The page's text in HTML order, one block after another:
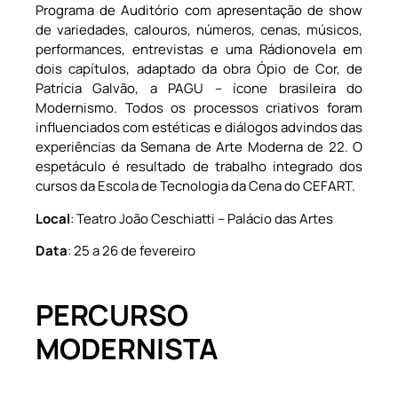
Programa de Auditório com apresentação de show
de variedades, calouros, números, cenas, músicos,
performances, entrevistas e uma Rádionovela em
dois capítulos, adaptado da obra Ópio de Cor, de
Patrícia Galvão, a PAGU – ícone brasileira do
Modernismo. Todos os processos criativos foram
influenciados com estéticas e diálogos advindos das
experiências da Semana de Arte Moderna de 22. O
espetáculo é resultado de trabalho integrado dos
cursos da Escola de Tecnologia da Cena do CEFART.
Local: Teatro João Ceschiatti – Palácio das Artes
Data: 25 a 26 de fevereiro
PERCURSO
MODERNISTA